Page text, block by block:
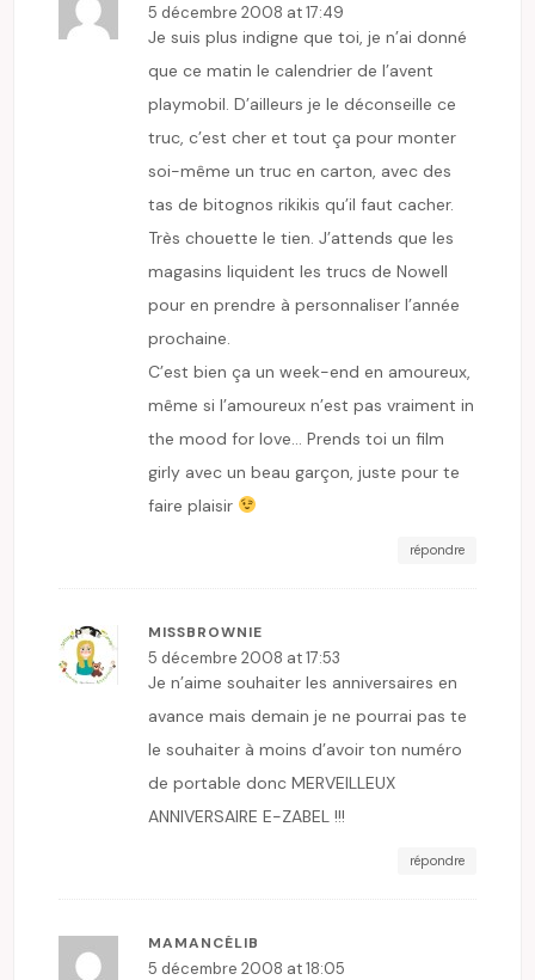
5 décembre 2008 at 17:49
Je suis plus indigne que toi, je n’ai donné
que ce matin le calendrier de l’avent
playmobil. D’ailleurs je le déconseille ce
truc, c’est cher et tout ça pour monter
soi-même un truc en carton, avec des
tas de bitognos rikikis qu’il faut cacher.
Très chouette le tien. J’attends que les
magasins liquident les trucs de Nowell
pour en prendre à personnaliser l’année
prochaine.
C’est bien ça un week-end en amoureux,
même si l’amoureux n’est pas vraiment in
the mood for love… Prends toi un film
girly avec un beau garçon, juste pour te
faire plaisir
répondre
MISSBROWNIE
5 décembre 2008 at 17:53
Je n’aime souhaiter les anniversaires en
avance mais demain je ne pourrai pas te
le souhaiter à moins d’avoir ton numéro
de portable donc MERVEILLEUX
ANNIVERSAIRE E-ZABEL !!!
répondre
MAMANCÉLIB
5 décembre 2008 at 18:05